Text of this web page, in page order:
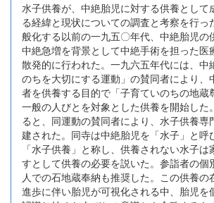
水子供養が、中絶胎児に対する供養として
る経緯と現状についての調査と考察を行っ
般化する以前の一九五〇年代、中絶胎児の
中絶急増を背景として中絶手術を担った医
散発的に行われた。一九六五年代には、中
のちを大切にする運動」の賛同者により、
者を供養する目的で「子育ていのちの地蔵
一般の人びとを対象とした供養を開始した
ると、同運動の賛同者により、水子供養専
建された。同寺は中絶胎児を「水子」と呼
「水子供養」と称し、供養されない水子
すとして供養の必要を説いた。参詣者の個
人での石地蔵奉納も推奨した。この供養の
進歩に伴い胎児が可視化される中、胎児を